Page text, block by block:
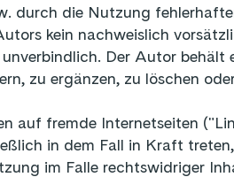
durch die Nutzung
kein nachweislich
Der Autor
zu ergänzen, zu löschen
auf fremde Internetseiten
in dem Fall in Kraft
im Falle rechtswidriger